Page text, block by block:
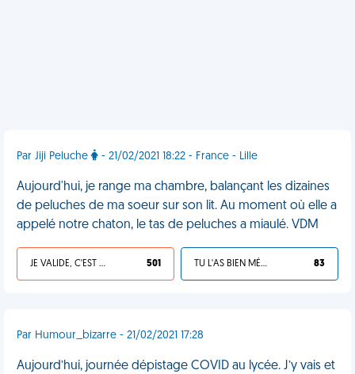
Par Jiji Peluche - 21/02/2021 18:22 - France - Lille
Aujourd'hui, je range ma chambre, balançant les dizaines
de peluches de ma soeur sur son lit. Au moment où elle a
appelé notre chaton, le tas de peluches a miaulé. VDM
JE VALIDE, C'EST UNE VDM 501 TU L'AS BIEN MÉRITÉ 83
Par Humour_bizarre - 21/02/2021 17:28
Aujourd’hui, journée dépistage COVID au lycée. J’y vais et